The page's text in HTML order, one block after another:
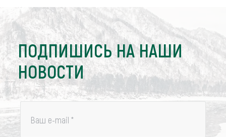
ПОДПИШИСЬ НА НАШИ
НОВОСТИ
Ваш e-mail *